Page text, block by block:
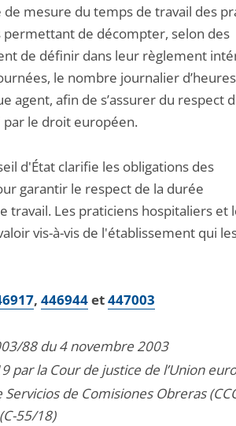
mesure du temps de travail des
de décompter, selon des
de définir dans leur règlement
le nombre journalier
agent, afin de s’assurer du respect
le droit européen.
d'État clarifie les obligations des
garantir le respect de la durée
travail. Les praticiens hospitaliers et
vis-à-vis de l'établissement qui
, 446944et447003
88 du 4 novembre 2003
par la Cour de justice de l’Union
de Comisiones Obreras
55/18)